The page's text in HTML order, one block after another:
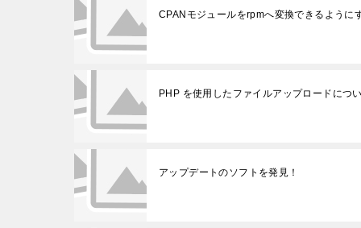
CPANモジュールをrpmへ変換できるように
PHP を使用したファイルアップロードにつ
アップデートのソフトを発見！